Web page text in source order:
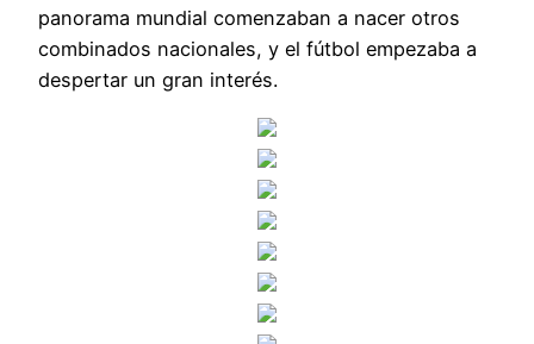
panorama mundial comenzaban a nacer otros
combinados nacionales, y el fútbol empezaba a
despertar un gran interés.